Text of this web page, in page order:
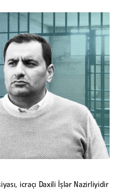
icraçı Daxili İşlər Nazirliyidir